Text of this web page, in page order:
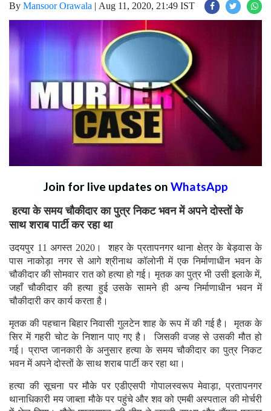
By Mansoor Orawala | Aug 11, 2020, 21:49 IST
Join for live updates on WhatsApp
हत्या के समय चौकीदार का पुत्र निकट भवन में अपने दोस्तों के
साथ शराब पार्टी कर रहा था
उदयपुर 11 अगस्त 2020। शहर के प्रतापनगर थाना क्षेत्र के बेड़वास के
पास नाकोड़ा नगर से आगे श्रीनाथ कॉलोनी में एक निर्माणाधीन भवन के
चौकीदार की सोमवार रात को हत्या हो गई। मृतक का पुत्र भी उसी इलाके में,
जहाँ चौकीदार की हत्या हुई उसके सामने ही अन्य निर्माणाधीन भवन में
चौकीदारी कर कार्य करता है।
मृतक की पहचान बिहार निवासी गुलटेन शाह के रूप में की गई है। मृतक के
सिर में गहरी चोट के निशान पाए गए है। जिसकी वजह से उसकी मौत हो
गई। प्राप्त जानकारी के अनुसार हत्या के समय चौकीदार का पुत्र निकट
भवन में अपने दोस्तों के साथ शराब पार्टी कर रहा था।
हत्या की सूचना पर मौके पर एडीएसपी गोपालस्वरूप मेवाड़ा, प्रतापनगर
थानाधिकारी मय जाब्ता मौके पर पहुंचे और शव को एमबी अस्पताल की मोर्चरी